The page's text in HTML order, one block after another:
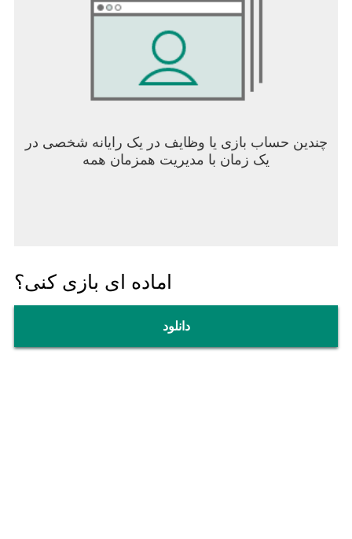
چندین حساب بازی یا وظایف در یک رایانه شخصی در
یک زمان با مدیریت همزمان همه
اماده ای بازی کنی؟
دانلود